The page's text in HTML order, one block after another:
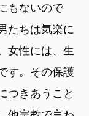
もないので
たちは気楽に
女性には、生
す。その保護
つきあうこと